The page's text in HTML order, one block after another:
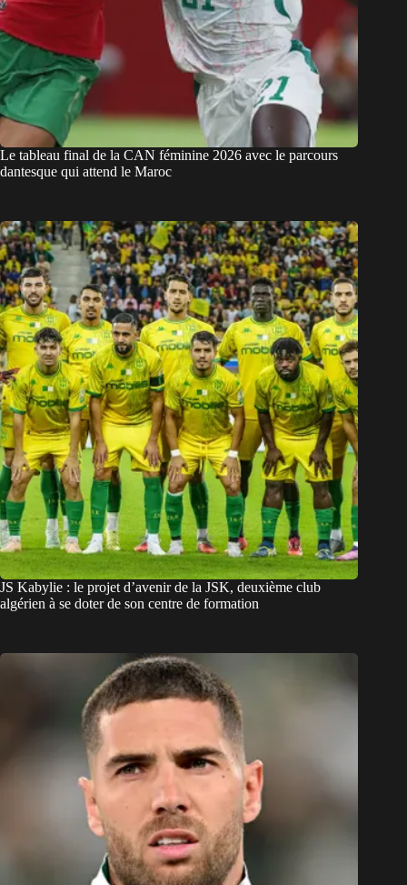
Le tableau final de la CAN féminine 2026 avec le parcours
dantesque qui attend le Maroc
JS Kabylie : le projet d’avenir de la JSK, deuxième club
algérien à se doter de son centre de formation